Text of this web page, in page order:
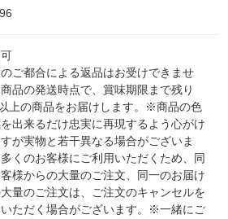
ご都合による返品はお受けできませ
品の発送時点で、賞味期限まで残り
上の商品をお届けします。※商品の色
出来るだけ忠実に再現するよう心がけ
が実物と若干異なる場合がございま
くのお客様にご利用いただくため、同
様からの大量のご注文、同一のお届け
量のご注文は、ご注文のキャンセルを
ただく場合がございます。※一緒にご